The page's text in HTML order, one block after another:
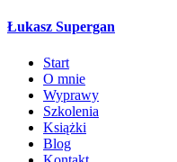
Łukasz Supergan
Start
O mnie
Wyprawy
Szkolenia
Książki
Blog